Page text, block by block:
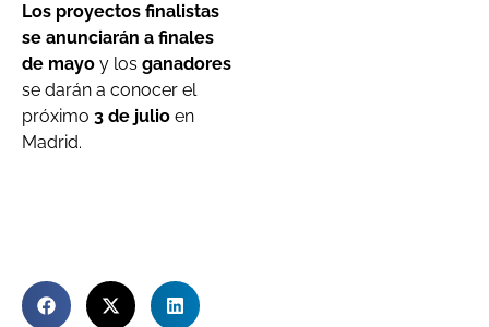
Los proyectos finalistas
se anunciarán a finales
de mayo y los ganadores
se darán a conocer el
próximo 3 de julio en
Madrid.